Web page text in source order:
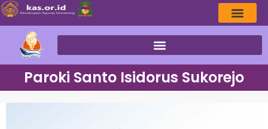
Paroki Santo Isidorus Sukorejo